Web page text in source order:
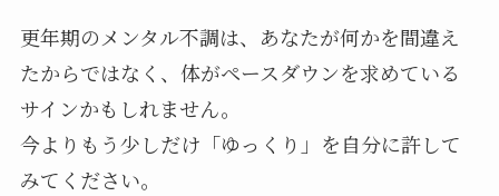
更年期のメンタル不調は、あなたが何かを間違え
たからではなく、体がペースダウンを求めている
サインかもしれません。
今よりもう少しだけ「ゆっくり」を自分に許して
みてください。